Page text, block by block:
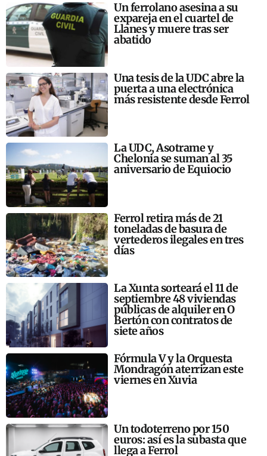
Un ferrolano asesina a su
expareja en el cuartel de
Llanes y muere tras ser
abatido
Una tesis de la UDC abre la
puerta a una electrónica
más resistente desde Ferrol
La UDC, Asotrame y
Chelonia se suman al 35
aniversario de Equiocio
Ferrol retira más de 21
toneladas de basura de
vertederos ilegales en tres
días
La Xunta sorteará el 11 de
septiembre 48 viviendas
públicas de alquiler en O
Bertón con contratos de
siete años
Fórmula V y la Orquesta
Mondragón aterrizan este
viernes en Xuvia
Un todoterreno por 150
euros: así es la subasta que
llega a Ferrol